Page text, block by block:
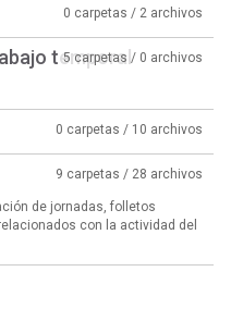
0 carpetas / 2 archivos
temporal
5 carpetas / 0 archivos
0 carpetas / 10 archivos
9 carpetas / 28 archivos
de jornadas, folletos
con la actividad del